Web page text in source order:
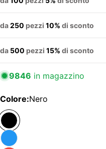
da250 pezzi 10% di sconto
da 500 pezzi 15% di sconto
9846 in magazzino
Colore:Nero